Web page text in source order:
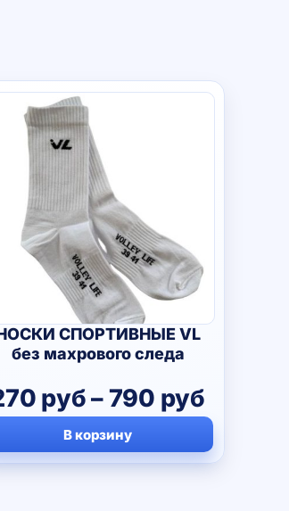
СПОРТИВНЫЕ VL
без махрового следа
руб–790 руб
цен:
270
В корзину